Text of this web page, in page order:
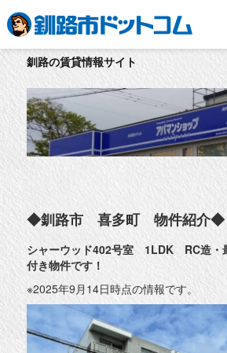
釧路の賃貸情報サイト
◆釧路市 喜多町 物件紹介◆
シャーウッド402号室 1LDK RC造・
付き物件です！
※2025年9月14日時点の情報です。